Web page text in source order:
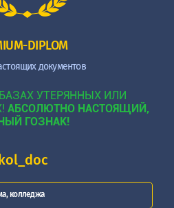
DIPLOM
документов
УТЕРЯННЫХ ИЛИ
АБСОЛЮТНО НАСТОЯЩИЙ,
ГОЗНАК!
колледжа